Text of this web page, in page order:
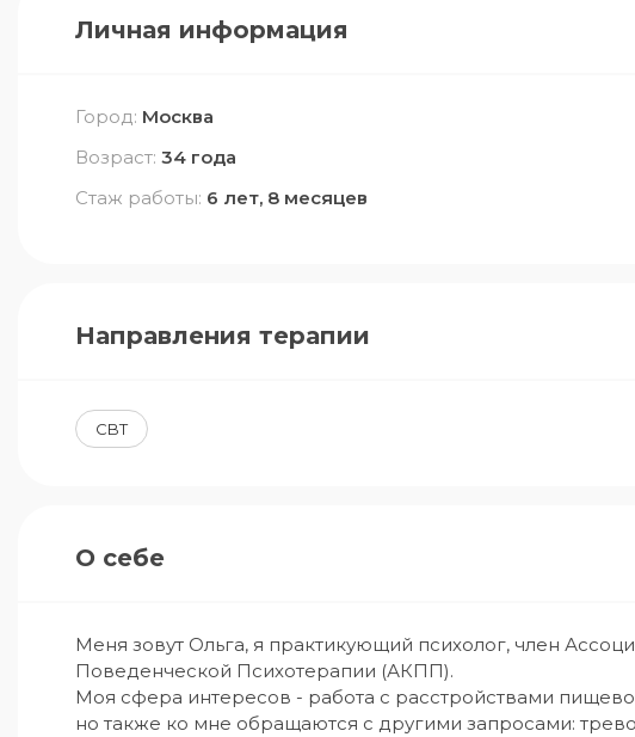
Личная информация
Город: Москва
Возраст: 34 года
Стаж работы: 6 лет, 8 месяцев
Направления терапии
CBT
О себе
Меня зовут Ольга, я практикующий психолог, член
Поведенческой Психотерапии (АКПП).
Моя сфера интересов - работа с расстройствами
но также ко мне обращаются с другими запросами: